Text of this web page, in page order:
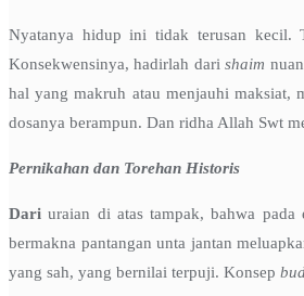
Nyatanya hidup ini tidak terusan kecil.
Konsekwensinya, hadirlah darishaim
hal yang makruh atau menjauhi maksiat,
dosanya berampun. Dan ridha Allah Swt
Pernikahan dan Torehan Historis
Dariuraian di atas tampak, bahwa
bermakna pantangan unta jantan
yang sah, yang bernilai terpuji. Konsep